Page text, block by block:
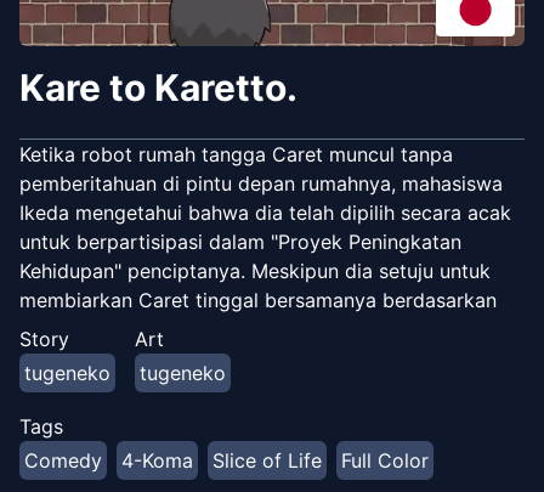
Kare to Karetto.
Ketika robot rumah tangga Caret muncul tanpa
pemberitahuan di pintu depan rumahnya, mahasiswa
Ikeda mengetahui bahwa dia telah dipilih secara acak
untuk berpartisipasi dalam "Proyek Peningkatan
Kehidupan" penciptanya. Meskipun dia setuju untuk
membiarkan Caret tinggal bersamanya berdasarkan
penampilannya saja, dia dengan cepat mengetahui
kebenarannya - dia tidak dapat diganggu untuk
melakukan pekerjaan rumah sama sekali! Ini adalah
kehidupan sehari-hari robot keras kepala yang tidak
bisa melakukan pekerjaan rumah dan teman
sekamarnya yang mesum.
Story
tugeneko
Art
tugeneko
Tags
Comedy
4-Koma Slice of Life Full Color